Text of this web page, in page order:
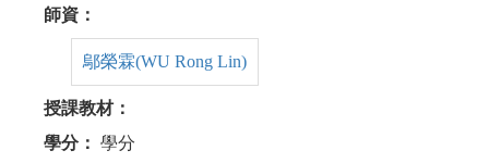
師資：
鄔榮霖(WU Rong Lin)
授課教材：
學分： 學分